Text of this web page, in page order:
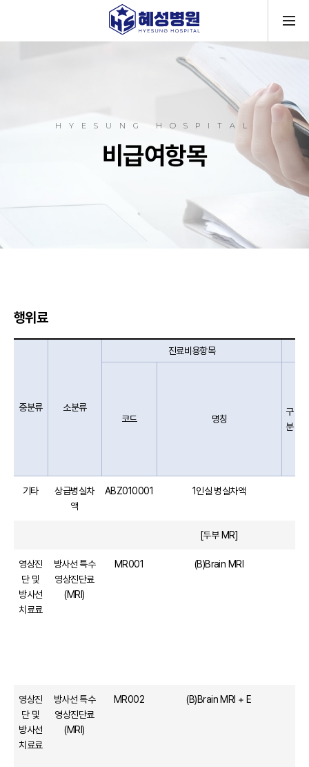
메뉴
HYESUNG HOSPITAL
비급여항목
행위료
중분류 소분류
진료비용항목
코드 명칭
구
분
기타
상급병실차
액
ABZ010001 1인실 병실차액
[두부 MR]
영상진
단 및
방사선
치료료
방사선 특수
영상진단료
(MRI)
MR001 (B)Brain MRI
영상진
단 및
방사선
치료료
방사선 특수
영상진단료
(MRI)
MR002 (B)Brain MRI + E